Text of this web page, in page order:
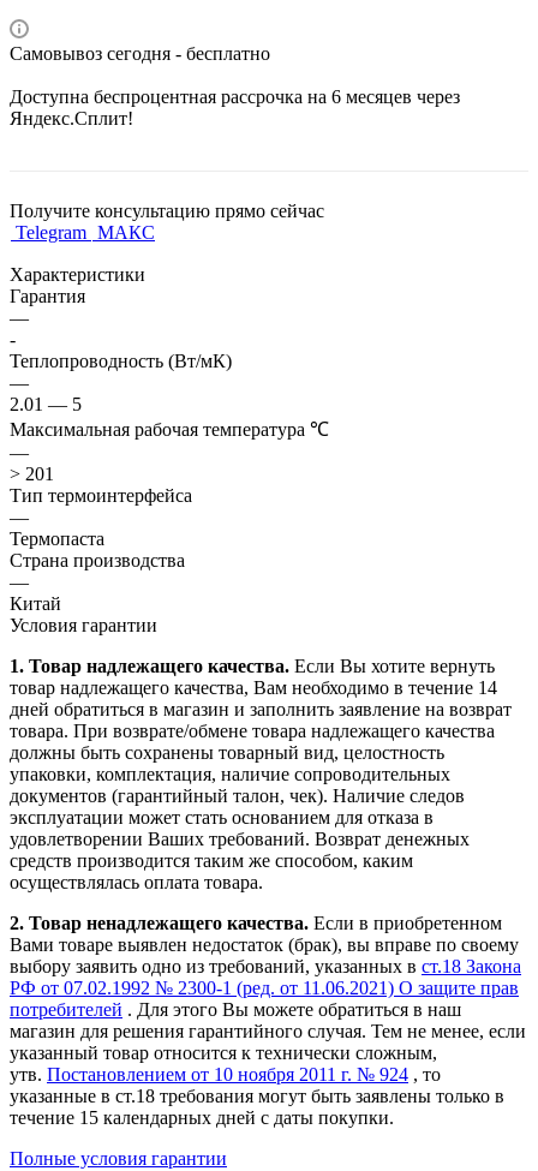
Самовывоз сегодня - бесплатно
Доступна беспроцентная рассрочка на 6 месяцев через
Яндекс.Сплит!
Получите консультацию прямо сейчас
Telegram МАКС
Характеристики
Гарантия
—
-
Теплопроводность (Вт/мК)
—
2.01 — 5
Максимальная рабочая температура ℃
—
> 201
Тип термоинтерфейса
—
Термопаста
Страна производства
—
Китай
Условия гарантии
1. Товар надлежащего качества. Если Вы хотите вернуть
товар надлежащего качества, Вам необходимо в течение 14
дней обратиться в магазин и заполнить заявление на возврат
товара. При возврате/обмене товара надлежащего качества
должны быть сохранены товарный вид, целостность
упаковки, комплектация, наличие сопроводительных
документов (гарантийный талон, чек). Наличие следов
эксплуатации может стать основанием для отказа в
удовлетворении Ваших требований. Возврат денежных
средств производится таким же способом, каким
осуществлялась оплата товара.
2. Товар ненадлежащего качества. Если в приобретенном
Вами товаре выявлен недостаток (брак), вы вправе по своему
выбору заявить одно из требований, указанных в ст.18 Закона
РФ от 07.02.1992 № 2300-1 (ред. от 11.06.2021) О защите прав
потребителей . Для этого Вы можете обратиться в наш
магазин для решения гарантийного случая. Тем не менее, если
указанный товар относится к технически сложным,
утв. Постановлением от 10 ноября 2011 г. № 924 , то
указанные в ст.18 требования могут быть заявлены только в
течение 15 календарных дней с даты покупки.
Полные условия гарантии